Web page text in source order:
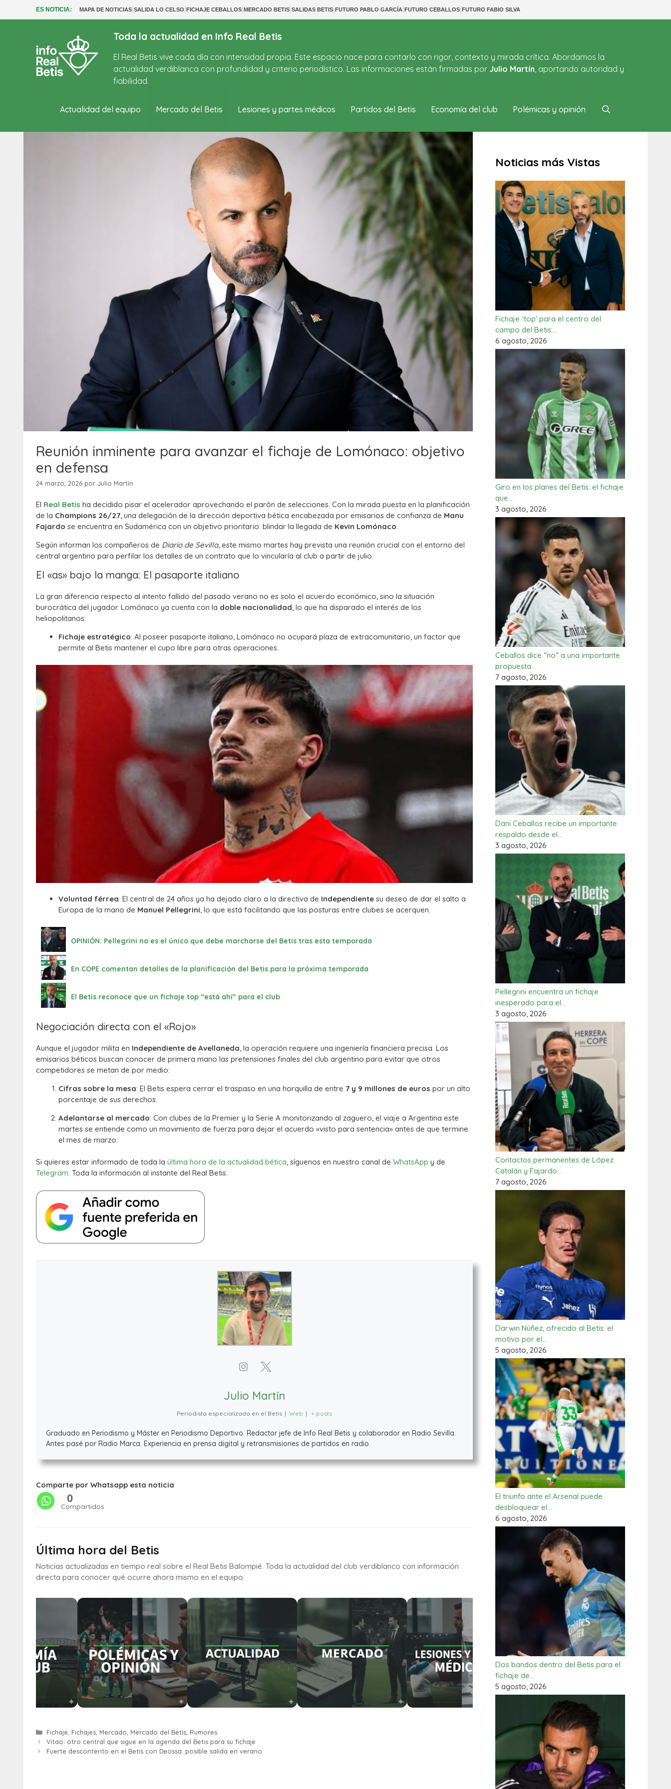
ES NOTICIA: MAPA DE NOTICIAS|SALIDA LO CELSO|FICHAJE CEBALLOS|MERCADO BETIS|SALIDAS BETIS|FUTURO PABLO GARCÍA|FUTURO CEBALLOS|FUTURO FABIO SILVA
Toda la actualidad en Info Real Betis
El Real Betis vive cada día con intensidad propia. Este espacio nace para contarlo con rigor, contexto y mirada crítica. Abordamos la
actualidad verdiblanca con profundidad y criterio periodístico. Las informaciones están firmadas por Julio Martín, aportando autoridad y
fiabilidad.
Actualidad del equipo Mercado del Betis Lesiones y partes médicos Partidos del Betis Economía del club Polémicas y opinión
Reunión inminente para avanzar el fichaje de Lomónaco: objetivo
en defensa
24 marzo, 2026 por Julio Martín
El Real Betis ha decidido pisar el acelerador aprovechando el parón de selecciones. Con la mirada puesta en la planificación
de la Champions 26/27, una delegación de la dirección deportiva bética encabezada por emisarios de confianza de Manu
Fajardo se encuentra en Sudamérica con un objetivo prioritario: blindar la llegada de Kevin Lomónaco.
Según informan los compañeros de Diario de Sevilla, este mismo martes hay prevista una reunión crucial con el entorno del
central argentino para perfilar los detalles de un contrato que lo vincularía al club a partir de julio.
El «as» bajo la manga: El pasaporte italiano
La gran diferencia respecto al intento fallido del pasado verano no es solo el acuerdo económico, sino la situación
burocrática del jugador. Lomónaco ya cuenta con la doble nacionalidad, lo que ha disparado el interés de los
heliopolitanos:
Fichaje estratégico: Al poseer pasaporte italiano, Lomónaco no ocupará plaza de extracomunitario, un factor que
permite al Betis mantener el cupo libre para otras operaciones.
Voluntad férrea: El central de 24 años ya ha dejado claro a la directiva de Independiente su deseo de dar el salto a
Europa de la mano de Manuel Pellegrini, lo que está facilitando que las posturas entre clubes se acerquen.
OPINIÓN: Pellegrini no es el único que debe marcharse del Betis tras esta temporada
En COPE comentan detalles de la planificación del Betis para la próxima temporada
El Betis reconoce que un fichaje top “está ahí” para el club
Negociación directa con el «Rojo»
Aunque el jugador milita en Independiente de Avellaneda, la operación requiere una ingeniería financiera precisa. Los
emisarios béticos buscan conocer de primera mano las pretensiones finales del club argentino para evitar que otros
competidores se metan de por medio:
Cifras sobre la mesa: El Betis espera cerrar el traspaso en una horquilla de entre 7 y 9 millones de euros por un alto
porcentaje de sus derechos.
Adelantarse al mercado: Con clubes de la Premier y la Serie A monitorizando al zaguero, el viaje a Argentina este
martes se entiende como un movimiento de fuerza para dejar el acuerdo «visto para sentencia» antes de que termine
el mes de marzo.
Si quieres estar informado de toda la última hora de la actualidad bética, síguenos en nuestro canal de WhatsApp y de
Telegram. Toda la información al instante del Real Betis.
Julio Martín
Periodista especializado en el Betis | Web | + posts
Graduado en Periodismo y Máster en Periodismo Deportivo. Redactor jefe de Info Real Betis y colaborador en Radio Sevilla.
Antes pasé por Radio Marca. Experiencia en prensa digital y retransmisiones de partidos en radio.
Comparte por Whatsapp esta noticia
0
Compartidos
Última hora del Betis
Noticias actualizadas en tiempo real sobre el Real Betis Balompié. Toda la actualidad del club verdiblanco con información
directa para conocer qué ocurre ahora mismo en el equipo.
Fichaje, Fichajes, Mercado, Mercado del Betis, Rumores
Vitao: otro central que sigue en la agenda del Betis para su fichaje
Fuerte descontento en el Betis con Deossa: posible salida en verano
Noticias más Vistas
Fichaje ‘top’ para el centro del
campo del Betis:…
6 agosto, 2026
Giro en los planes del Betis: el fichaje
que…
3 agosto, 2026
Ceballos dice “no” a una importante
propuesta…
7 agosto, 2026
Dani Ceballos recibe un importante
respaldo desde el…
3 agosto, 2026
Pellegrini encuentra un fichaje
inesperado para el…
3 agosto, 2026
Contactos permanentes de López
Catalán y Fajardo…
7 agosto, 2026
Darwin Núñez, ofrecido al Betis: el
motivo por el…
5 agosto, 2026
El triunfo ante el Arsenal puede
desbloquear el…
6 agosto, 2026
Dos bandos dentro del Betis para el
fichaje de…
5 agosto, 2026